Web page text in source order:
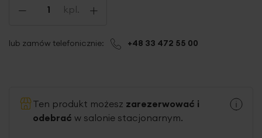
- kpl. +
lub zamów telefonicznie: +48 33 472 55 00
Ten produkt możesz zarezerwować i
odebrać w salonie stacjonarnym.